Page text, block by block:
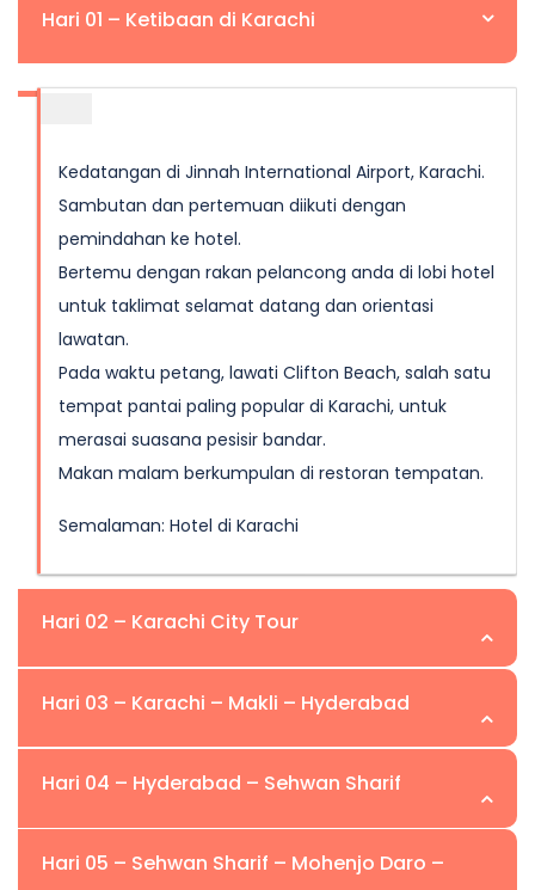
Hari 01 – Ketibaan di Karachi
Kedatangan di Jinnah International Airport, Karachi.
Sambutan dan pertemuan diikuti dengan
pemindahan ke hotel.
Bertemu dengan rakan pelancong anda di lobi hotel
untuk taklimat selamat datang dan orientasi
lawatan.
Pada waktu petang, lawati Clifton Beach, salah satu
tempat pantai paling popular di Karachi, untuk
merasai suasana pesisir bandar.
Makan malam berkumpulan di restoran tempatan.
Semalaman: Hotel di Karachi
Hari 02 – Karachi City Tour
bandar terbesar Pakistan dan pusat ekonomi.
Melawat Bangunan Karachi Metropolitan
Corporation (KMC) yang bersejarah
Hari 03 – Karachi – Makli – Hyderabad
Melawat Chaukundi Tombs, terkenal dengan
Hari 04 – Hyderabad – Sehwan Sharif
Hari 05 – Sehwan Sharif – Mohenjo Daro –